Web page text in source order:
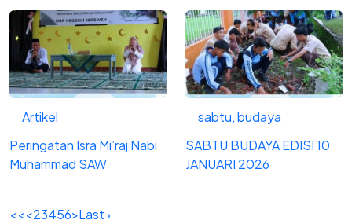
Artikel
Peringatan Isra Mi’raj Nabi
Muhammad SAW
sabtu, budaya
SABTU BUDAYA EDISI 10
JANUARI 2026
<<<23456>Last ›